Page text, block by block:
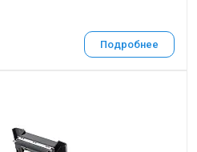
Подробнее